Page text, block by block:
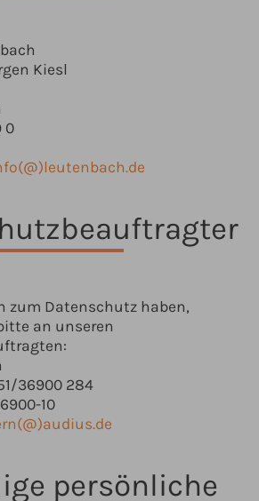
Kiesl
0
zum Datenschutz haben,
an unseren
36900 284
10
persönliche